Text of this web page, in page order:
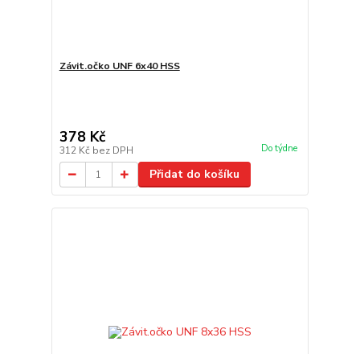
Závit.očko UNF 6x40 HSS
378 Kč
312 Kč bez DPH Do týdne
Přidat do košíku